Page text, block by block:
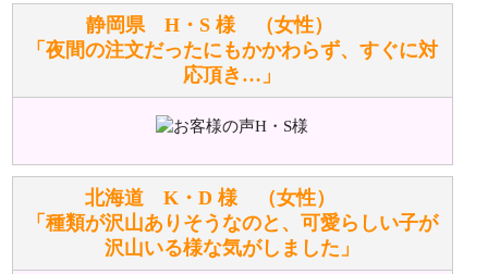
お任せください！それは当店が謡っています「おも
てなしの心」で対応させていただきます。
シュタイフのぬいぐるみは洗濯できますか？ ぬいぐ
るみのお手入れ方法を教えてください。
詳しくはこちら をご覧ください。
ぬいぐるみの耳に付いているボタンやタグに、何か意
静岡県 H・S 様 （女性）
「夜間の注文だったにもかかわらず、すぐに対
応頂き…」
北海道 K・D 様 （女性）
「種類が沢山ありそうなのと、可愛らしい子が
沢山いる様な気がしました」